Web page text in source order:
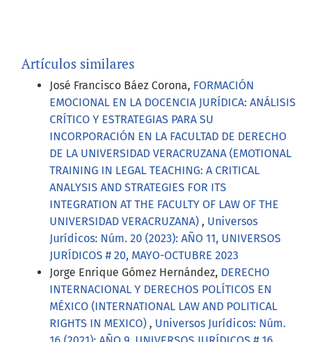
Artículos similares
José Francisco Báez Corona, FORMACIÓN
EMOCIONAL EN LA DOCENCIA JURÍDICA: ANÁLISIS
CRÍTICO Y ESTRATEGIAS PARA SU
INCORPORACIÓN EN LA FACULTAD DE DERECHO
DE LA UNIVERSIDAD VERACRUZANA (EMOTIONAL
TRAINING IN LEGAL TEACHING: A CRITICAL
ANALYSIS AND STRATEGIES FOR ITS
INTEGRATION AT THE FACULTY OF LAW OF THE
UNIVERSIDAD VERACRUZANA) , Universos
Jurídicos: Núm. 20 (2023): AÑO 11, UNIVERSOS
JURÍDICOS # 20, MAYO-OCTUBRE 2023
Jorge Enrique Gómez Hernández, DERECHO
INTERNACIONAL Y DERECHOS POLÍTICOS EN
MÉXICO (INTERNATIONAL LAW AND POLITICAL
RIGHTS IN MEXICO) , Universos Jurídicos: Núm.